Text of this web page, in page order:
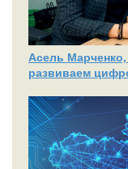
Асель
развиваем